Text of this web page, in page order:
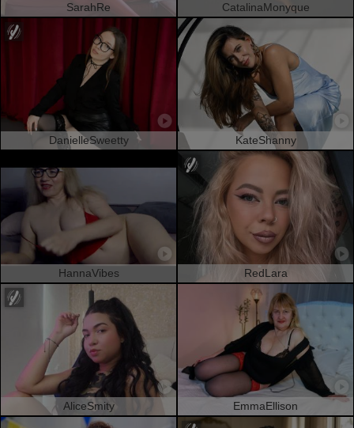
SarahRe CatalinaMonyque
DanielleSweetty KateShanny
HannaVibes RedLara
AliceSmity EmmaEllison